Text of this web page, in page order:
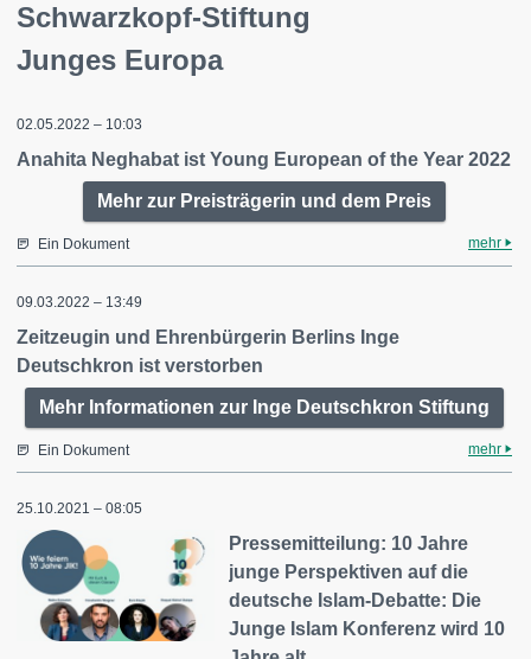
Schwarzkopf-Stiftung
Junges Europa
02.05.2022 – 10:03
Anahita Neghabat ist Young European of the Year 2022
Mehr zur Preisträgerin und dem Preis
Ein Dokument mehr
09.03.2022 – 13:49
Zeitzeugin und Ehrenbürgerin Berlins Inge
Deutschkron ist verstorben
Mehr Informationen zur Inge Deutschkron Stiftung
Ein Dokument mehr
25.10.2021 – 08:05
Pressemitteilung: 10 Jahre
junge Perspektiven auf die
deutsche Islam-Debatte: Die
Junge Islam Konferenz wird 10